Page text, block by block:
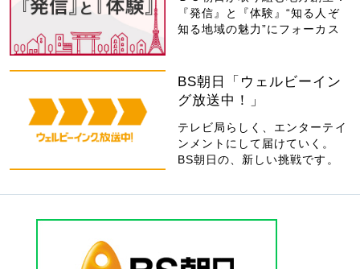
『発信』と『体験』“知る人ぞ
知る地域の魅力”にフォーカス
BS朝日「ウェルビーイン
グ放送中！」
テレビ局らしく、エンターテイ
ンメントにして届けていく。
BS朝日の、新しい挑戦です。